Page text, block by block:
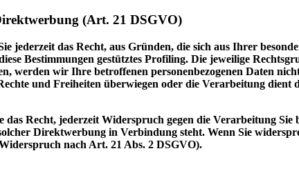
(Art. 21 DSGVO)
das Recht, aus Gründen, die sich aus Ihrer
Bestimmungen gestütztes Profiling. Die jeweilige
werden wir Ihre betroffenen personenbezogenen Daten
und Freiheiten überwiegen oder die Verarbeitung dient
Recht, jederzeit Widerspruch gegen die Verarbeitung Sie
Direktwerbung in Verbindung steht. Wenn Sie
nach Art. 21 Abs. 2 DSGVO).